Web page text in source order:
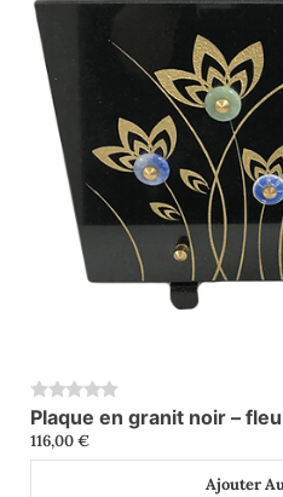
0
Plaque en granit noir –
116,00€
Ajouter